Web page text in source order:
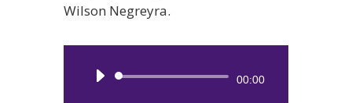
Wilson Negreyra.
Reproductor
00:00